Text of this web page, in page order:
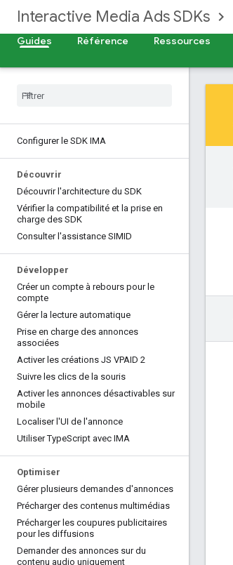
Interactive Media Ads SDKs
Guides Référence Ressources
Configurer le SDK IMA
Découvrir
Découvrir l'architecture du SDK
Vérifier la compatibilité et la prise en
charge des SDK
Consulter l'assistance SIMID
Développer
Créer un compte à rebours pour le
compte
Gérer la lecture automatique
Prise en charge des annonces
associées
Activer les créations JS VPAID 2
Suivre les clics de la souris
Activer les annonces désactivables sur
mobile
Localiser l'UI de l'annonce
Utiliser TypeScript avec IMA
Optimiser
Gérer plusieurs demandes d'annonces
Précharger des contenus multimédias
Précharger les coupures publicitaires
pour les diffusions
Demander des annonces sur du
contenu audio uniquement